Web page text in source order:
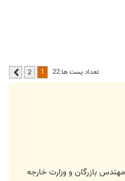
تعداد پست ها:22 1
2 بعدی
بازرگان و وزارت خارجه